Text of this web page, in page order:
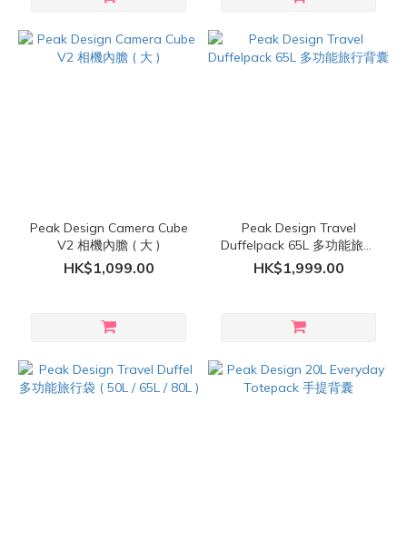
Peak Design Camera Cube
V2 相機內膽 ( 大 )
HK$1,099.00
Peak Design Travel
Duffelpack 65L 多功能旅行
背囊
HK$1,999.00